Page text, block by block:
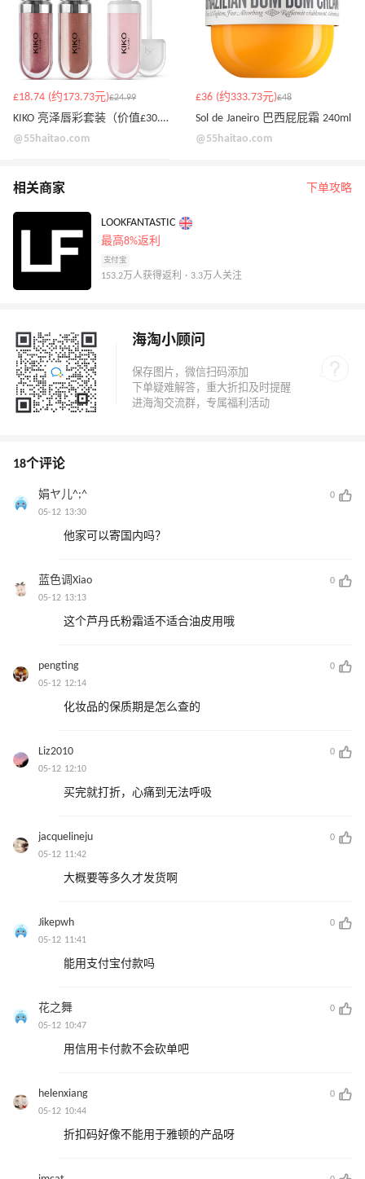
£18.74 (约173.73元)£24.99
KIKO 亮泽唇彩套装（价值£30.97）
@55haitao.com
£36 (约333.73元)£48
Sol de Janeiro 巴西屁屁霜 240ml
@55haitao.com
相关商家 下单攻略
LOOKFANTASTIC
最高8%返利
支付宝
153.2万人获得返利 · 3.3万人关注
海淘小顾问
18个评论
娟ヤ儿^;^
0
05-12 13:30
他家可以寄国内吗？
蓝色调Xiao
0
05-12 13:13
这个芦丹氏粉霜适不适合油皮用哦
pengting
0
05-12 12:14
化妆品的保质期是怎么查的
Liz2010
0
05-12 12:10
买完就打折，心痛到无法呼吸
jacquelineju
0
05-12 11:42
大概要等多久才发货啊
Jikepwh
0
05-12 11:41
能用支付宝付款吗
花之舞
0
05-12 10:47
用信用卡付款不会砍单吧
helenxiang
0
05-12 10:44
折扣码好像不能用于雅顿的产品呀